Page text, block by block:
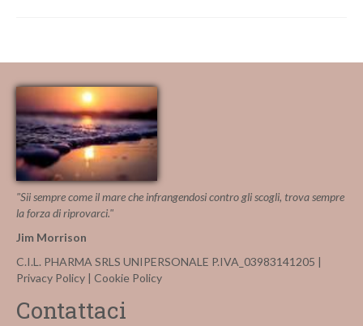
"Sii sempre come il mare che infrangendosi contro gli scogli, trova sempre
la forza di riprovarci."
Jim Morrison
C.I.L. PHARMA SRLS UNIPERSONALE P.IVA_03983141205 |
Privacy Policy | Cookie Policy
Contattaci